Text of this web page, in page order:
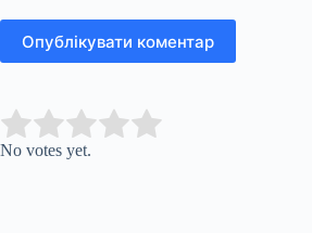
Опублікувати коментар
Rate this item:
No votes yet.